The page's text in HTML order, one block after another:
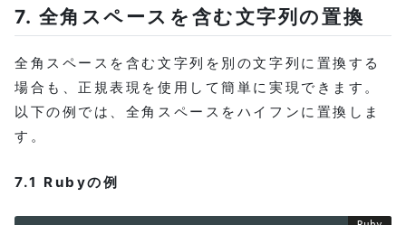
7. 全角スペースを含む文字列の置換
全角スペースを含む文字列を別の文字列に置換する
場合も、正規表現を使用して簡単に実現できます。
以下の例では、全角スペースをハイフンに置換しま
す。
7.1 Rubyの例